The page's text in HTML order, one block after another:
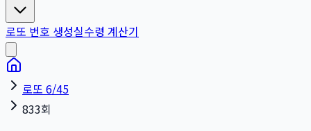
로또 번호 생성실수령 계산기
로또 6/45
833회